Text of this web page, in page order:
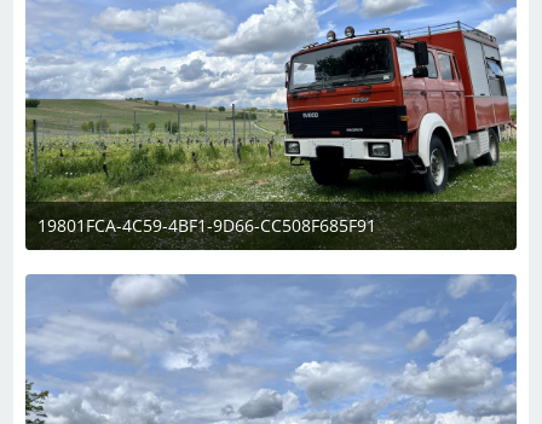
19801FCA-4C59-4BF1-9D66-CC508F685F91
6. Mai 2023 um 13:35